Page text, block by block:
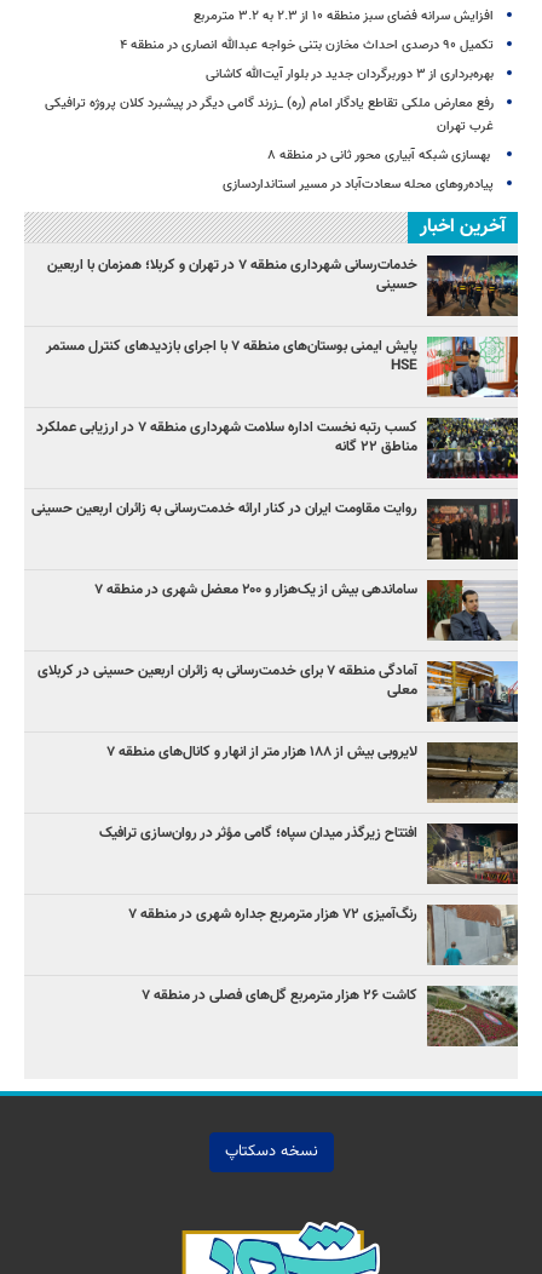
افزایش سرانه فضای سبز منطقه ۱۰ از ۲.۳ به ۳.۲ مترمربع
تکمیل ۹۰ درصدی احداث مخازن بتنی خواجه عبدالله انصاری در منطقه ۴
بهره‌برداری از ۳ دوربرگردان جدید در بلوار آیت‌الله کاشانی
رفع معارض ملکی تقاطع یادگار امام (ره) _زرند گامی دیگر در پیشبرد کلان پروژه‌ ترافیکی
غرب تهران
بهسازی شبکه آبیاری محور ثانی در منطقه ۸
پیاده‌روهای محله سعادت‌آباد در مسیر استانداردسازی
آخرین اخبار
خدمات‌رسانی شهرداری منطقه ۷ در تهران و کربلا؛ همزمان با اربعین
حسینی
پایش ایمنی بوستان‌های منطقه ۷ با اجرای بازدیدهای کنترل مستمر
HSE
کسب رتبه نخست اداره سلامت شهرداری منطقه ۷ در ارزیابی عملکرد
مناطق ۲۲ گانه
روایت مقاومت ایران در کنار ارائه خدمت‌رسانی به زائران اربعین حسینی
ساماندهی بیش از یک‌هزار و ۲۰۰ معضل شهری در منطقه ۷
آمادگی منطقه ۷ برای خدمت‌رسانی به زائران اربعین حسینی در کربلای
معلی
لایروبی بیش از ۱۸۸ هزار متر از انهار و کانال‌های منطقه ۷
افتتاح زیرگذر میدان سپاه؛ گامی مؤثر در روان‌سازی ترافیک
رنگ‌آمیزی ۷۲ هزار مترمربع جداره شهری در منطقه ۷
کاشت ۲۶ هزار مترمربع گل‌های فصلی در منطقه ۷
نسخه دسکتاپ